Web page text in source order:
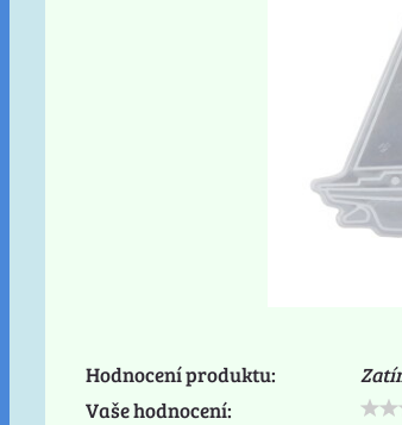
Hodnocení produktu:
Vaše hodnocení: